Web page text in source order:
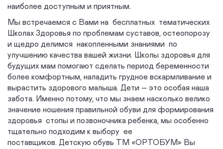
наиболее доступным и приятным.
Мы встречаемся с Вами на бесплатных тематических
Школах Здоровья по проблемам суставов, остеопорозу
и щедро делимся накопленными знаниями по
улучшению качества вашей жизни. Школы здоровья для
будущих мам помогают сделать период беременности
более комфортным, наладить грудное вскармливание и
вырастить здорового малыша. Дети – это особая наша
забота. Именно потому, что мы знаем насколько велико
значение ношения правильной обуви для формирования
здоровья стопы и позвоночника ребенка, мы особенно
тщательно подходим к выбору ее
поставщиков. Детскую обувь ТМ «ОРТОБУМ» Вы